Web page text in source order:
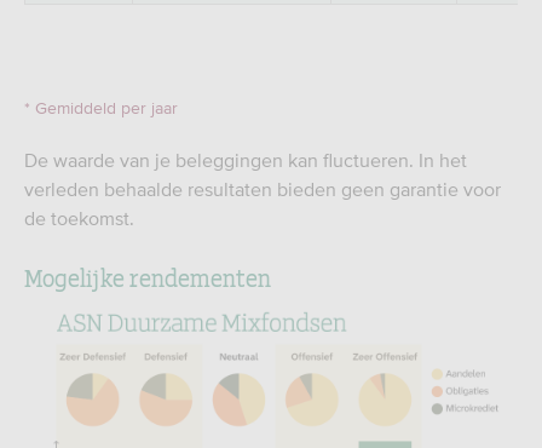
* Gemiddeld per jaar
De waarde van je beleggingen kan fluctueren. In het
verleden behaalde resultaten bieden geen garantie voor
de toekomst.
Mogelijke rendementen